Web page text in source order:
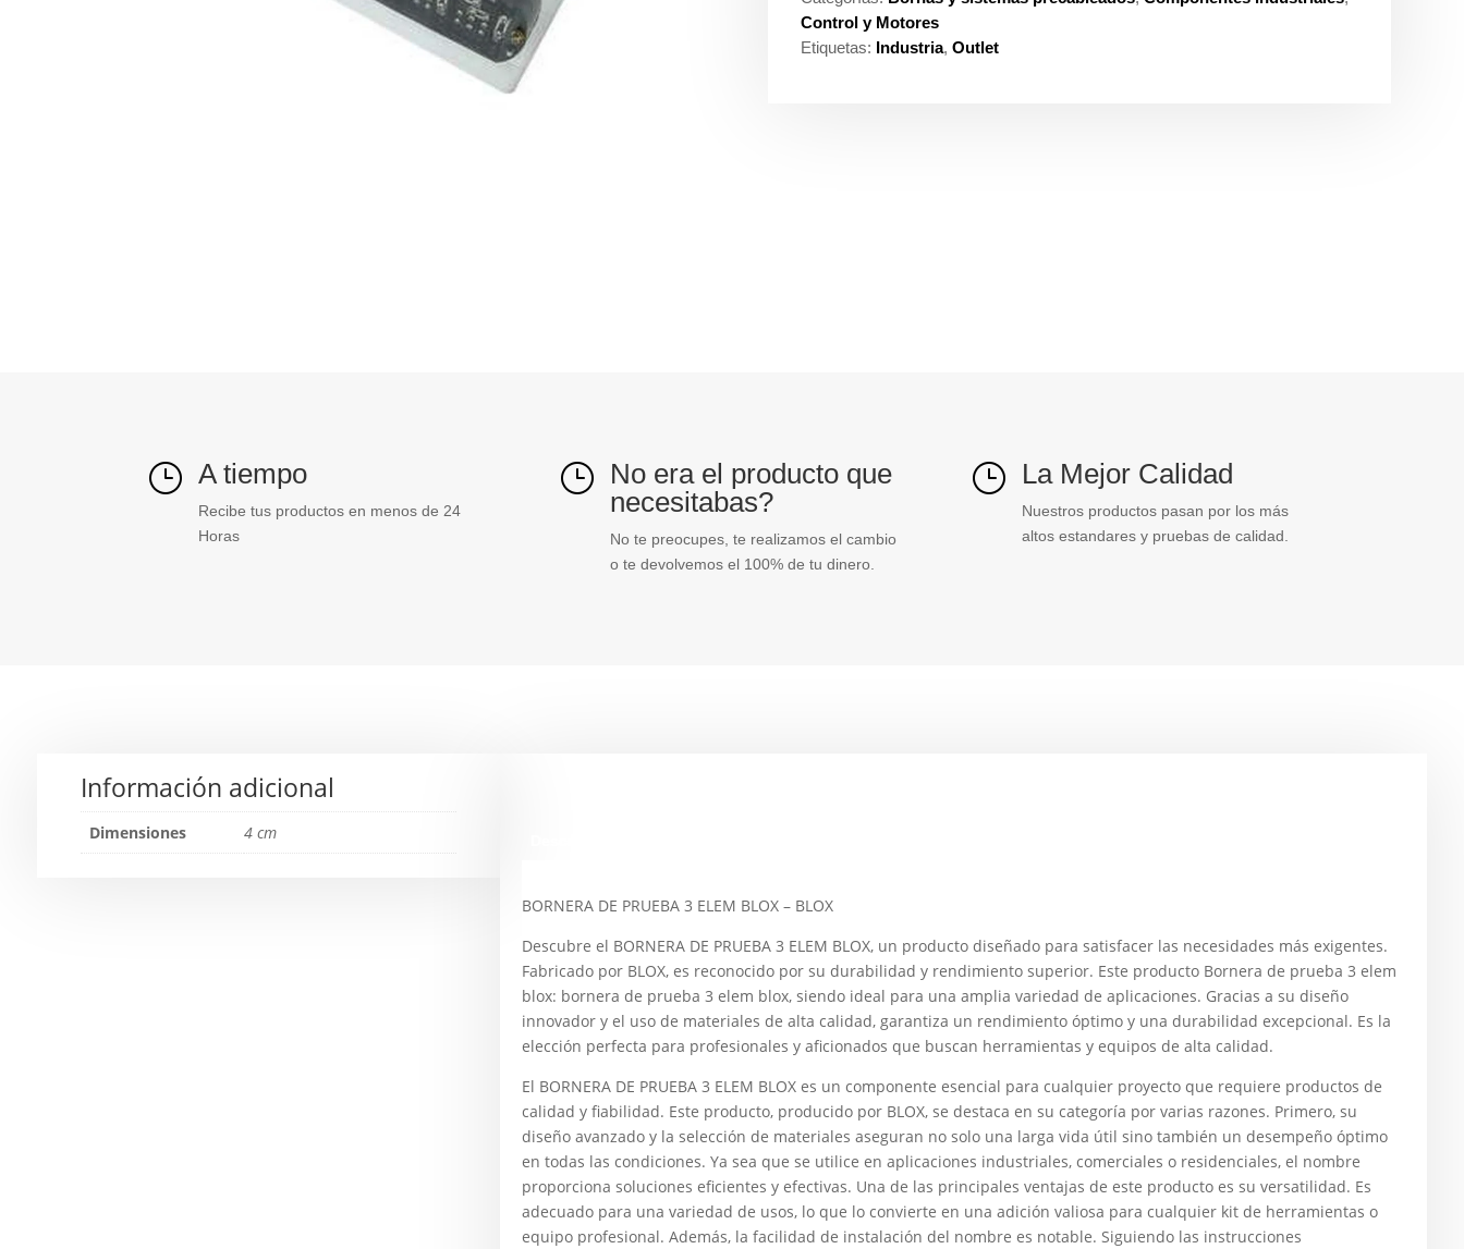
Control y Motores
Etiquetas: Industria,Outlet
} A tiempo
Recibe tus productos en menos de 24
Horas
} No era el producto que
necesitabas?
No te preocupes, te realizamos el cambio
o te devolvemos el 100% de tu dinero.
} La Mejor Calidad
Nuestros productos pasan por los más
altos estandares y pruebas de calidad.
Información adicional
Dimensiones 4 cm
BORNERA DE PRUEBA 3 ELEM BLOX – BLOX
Descubre el BORNERA DE PRUEBA 3 ELEM BLOX, un producto diseñado para satisfacer las necesidades más exigentes.
Fabricado por BLOX, es reconocido por su durabilidad y rendimiento superior. Este producto Bornera de prueba 3 elem
blox: bornera de prueba 3 elem blox, siendo ideal para una amplia variedad de aplicaciones. Gracias a su diseño
innovador y el uso de materiales de alta calidad, garantiza un rendimiento óptimo y una durabilidad excepcional. Es la
elección perfecta para profesionales y aficionados que buscan herramientas y equipos de alta calidad.
El BORNERA DE PRUEBA 3 ELEM BLOX es un componente esencial para cualquier proyecto que requiere productos de
calidad y fiabilidad. Este producto, producido por BLOX, se destaca en su categoría por varias razones. Primero, su
diseño avanzado y la selección de materiales aseguran no solo una larga vida útil sino también un desempeño óptimo
en todas las condiciones. Ya sea que se utilice en aplicaciones industriales, comerciales o residenciales, el nombre
proporciona soluciones eficientes y efectivas. Una de las principales ventajas de este producto es su versatilidad. Es
adecuado para una variedad de usos, lo que lo convierte en una adición valiosa para cualquier kit de herramientas o
equipo profesional. Además, la facilidad de instalación del nombre es notable. Siguiendo las instrucciones